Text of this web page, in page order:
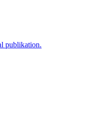
publikation.